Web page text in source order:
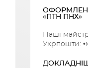
«ПТН ПНХ»
Наші
Укрпошти: